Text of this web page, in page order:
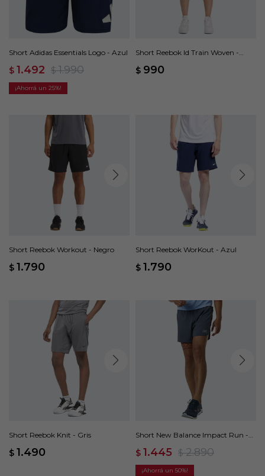
Short Adidas Essentials Logo - Azul
$ 1.492 $ 1.990
25
Short Reebok Id Train Woven -
$ 990
Short Reebok Workout - Negro
$ 1.790
Short Reebok WorKout - Azul
$ 1.790
Short Reebok Knit - Gris
$ 1.490
Short New Balance Impact Run -
$ 1.445 $ 2.890
50